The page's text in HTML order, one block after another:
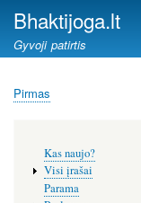
Bhaktijoga.lt
Gyvoji patirtis
Kelias
Pirmas
meniu
Kas naujo?
Visi įrašai
Parama